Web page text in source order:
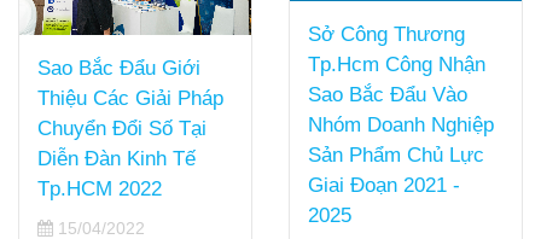
Sao Bắc Đẩu Giới
Thiệu Các Giải Pháp
Chuyển Đổi Số Tại
Diễn Đàn Kinh Tế
Tp.HCM 2022
15/04/2022
Sở Công Thương
Tp.Hcm Công Nhận
Sao Bắc Đẩu Vào
Nhóm Doanh Nghiệp
Sản Phẩm Chủ Lực
Giai Đoạn 2021 -
2025